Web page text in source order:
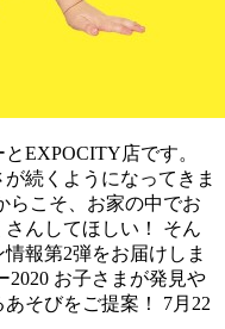
EXPOCITY店です。
続くようになってきま
らこそ、お家の中でお
んしてほしい！ そん
報第2弾をお届けしま
2020 お子さまが発見や
そびをご提案！ 7月22